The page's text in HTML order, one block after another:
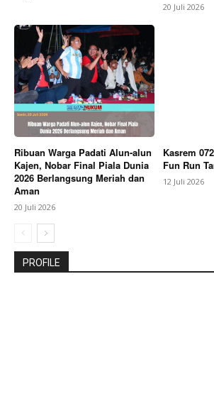
20 Juli 2026
Ribuan Warga Padati Alun-alun
Kajen, Nobar Final Piala Dunia
2026 Berlangsung Meriah dan
Aman
20 Juli 2026
Kasrem
Fun Run
12 Juli 2026
PROFILE